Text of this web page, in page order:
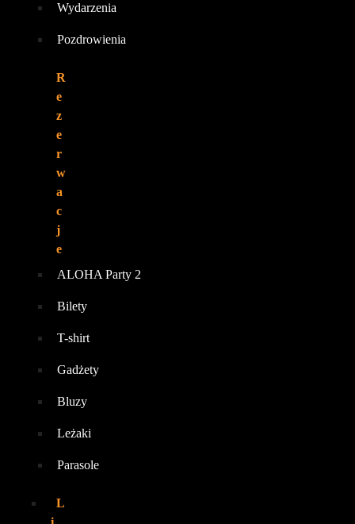
Wydarzenia
Pozdrowienia
R
e
z
e
r
w
a
c
j
e
ALOHA Party 2
Bilety
T-shirt
Gadżety
Bluzy
Leżaki
Parasole
L